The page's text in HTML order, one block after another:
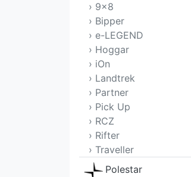
› 9x8
› Bipper
› e-LEGEND
› Hoggar
› iOn
› Landtrek
› Partner
› Pick Up
› RCZ
› Rifter
› Traveller
Polestar